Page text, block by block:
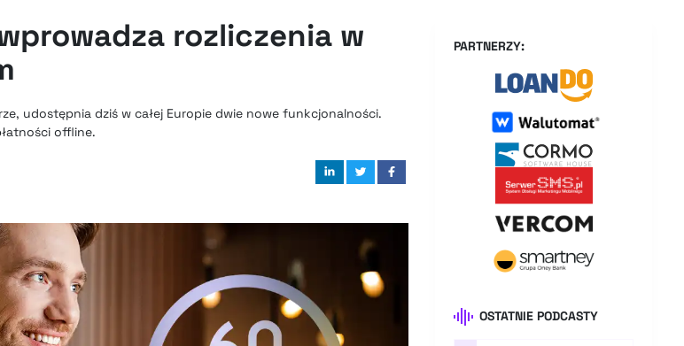
rozliczenia w
udostępnia dziś w całej Europie dwie nowe funkcjonalności.
offline.
PARTNERZY:
OSTATNIE PODCASTY